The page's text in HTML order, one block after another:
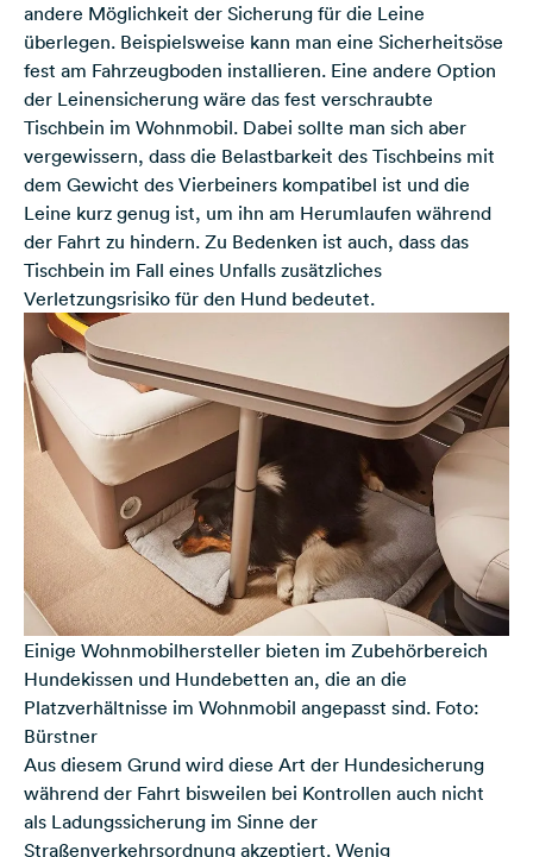
andere Möglichkeit der Sicherung für die Leine
überlegen. Beispielsweise kann man eine Sicherheitsöse
fest am Fahrzeugboden installieren. Eine andere Option
der Leinensicherung wäre das fest verschraubte
Tischbein im Wohnmobil. Dabei sollte man sich aber
vergewissern, dass die Belastbarkeit des Tischbeins mit
dem Gewicht des Vierbeiners kompatibel ist und die
Leine kurz genug ist, um ihn am Herumlaufen während
der Fahrt zu hindern. Zu Bedenken ist auch, dass das
Tischbein im Fall eines Unfalls zusätzliches
Verletzungsrisiko für den Hund bedeutet.
Einige Wohnmobilhersteller bieten im Zubehörbereich
Hundekissen und Hundebetten an, die an die
Platzverhältnisse im Wohnmobil angepasst sind. Foto:
Bürstner
Aus diesem Grund wird diese Art der Hundesicherung
während der Fahrt bisweilen bei Kontrollen auch nicht
als Ladungssicherung im Sinne der
Straßenverkehrsordnung akzeptiert. Wenig